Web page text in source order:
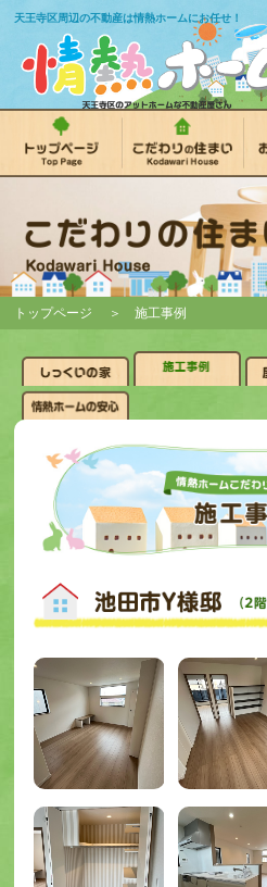
天王寺区周辺の不動産は情熱ホームにお任せ！
トップページ ＞ 施工事例